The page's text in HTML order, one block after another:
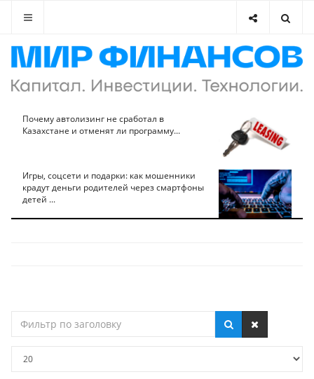
Почему автолизинг не сработал в
Казахстане и отменят ли программу...
Игры, соцсети и подарки: как мошенники
крадут деньги родителей через смартфоны
детей ...
по